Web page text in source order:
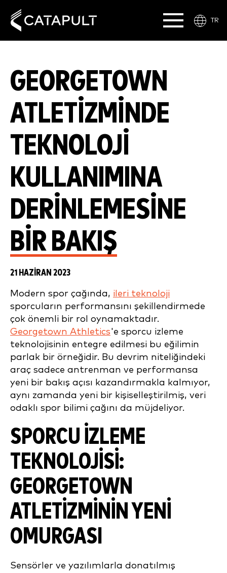
TR
GEORGETOWN
ATLETIZMINDE
TEKNOLOJI
KULLANIMINA
DERINLEMESINE
BIR BAKIŞ
21 HAZIRAN 2023
Modern spor çağında, ileri teknoloji
sporcuların performansını şekillendirmede
çok önemli bir rol oynamaktadır.
Georgetown Athletics'e sporcu izleme
teknolojisinin entegre edilmesi bu eğilimin
parlak bir örneğidir. Bu devrim niteliğindeki
araç sadece antrenman ve performansa
yeni bir bakış açısı kazandırmakla kalmıyor,
aynı zamanda yeni bir kişiselleştirilmiş, veri
odaklı spor bilimi çağını da müjdeliyor.
SPORCU İZLEME
TEKNOLOJISI:
GEORGETOWN
ATLETIZMININ YENI
OMURGASI
Sensörler ve yazılımlarla donatılmış